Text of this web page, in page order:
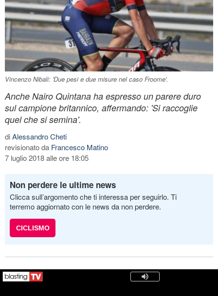
Vincenzo Nibali: 'Due pesi e due misure nel caso Froome'.
Anche Nairo Quintana ha espresso un parere duro
sul campione britannico, affermando: 'Si raccoglie
quel che si semina'.
diAlessandro Cheti
revisionato da Francesco Matino
7 luglio 2018 alle ore 18:05
Non perdere le ultime news
Clicca sull’argomento che ti interessa per seguirlo. Ti
terremo aggiornato con le news da non perdere.
CICLISMO